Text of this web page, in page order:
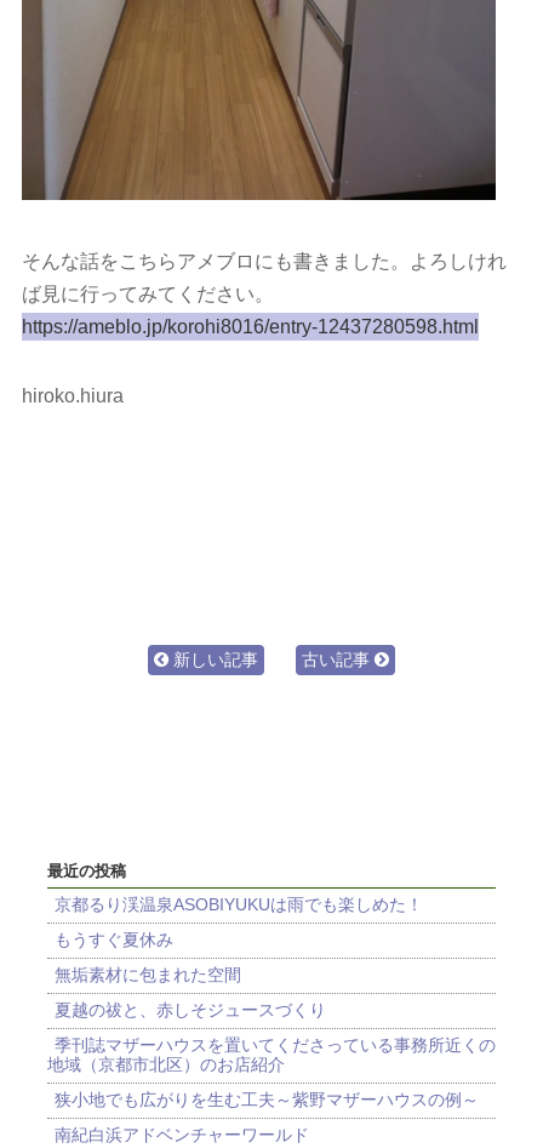
そんな話をこちらアメブロにも書きました。よろしけれ
ば見に行ってみてください。
https://ameblo.jp/korohi8016/entry-12437280598.html
hiroko.hiura
新しい記事 古い記事
最近の投稿
京都るり渓温泉ASOBIYUKUは雨でも楽しめた！
もうすぐ夏休み
無垢素材に包まれた空間
夏越の祓と、赤しそジュースづくり
季刊誌マザーハウスを置いてくださっている事務所近くの
地域（京都市北区）のお店紹介
狭小地でも広がりを生む工夫～紫野マザーハウスの例～
南紀白浜アドベンチャーワールド